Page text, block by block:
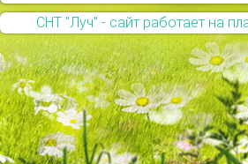
СНТ "Луч" - сайт работает на